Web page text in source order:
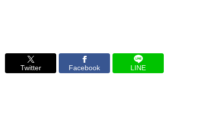
Twitter Facebook LINE